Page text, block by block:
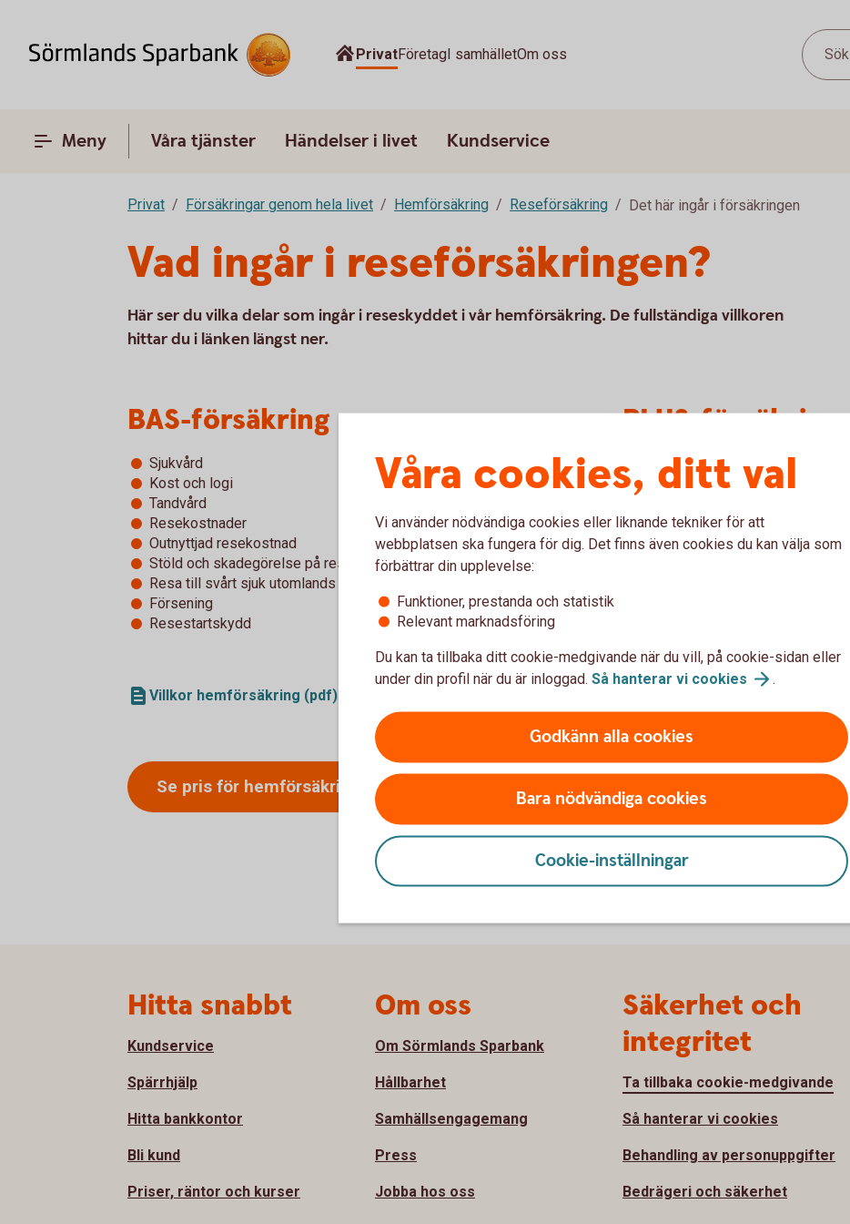
PrivatFöretagI samhälletOm oss Sök
Meny Våra tjänster Händelser i livet Kundservice
Privat Försäkringar genom hela livet Hemförsäkring Reseförsäkring Det här ingår i försäkringen
Vad ingår i reseförsäkringen?
Här ser du vilka delar som ingår i reseskyddet i vår hemförsäkring. De fullständiga villkoren
hittar du i länken längst ner.
BAS-försäkring
Sjukvård
Kost och logi
Tandvård
Resekostnader
Outnyttjad resekostnad
Stöld och skadegörelse på resgods
Resa till svårt sjuk utomlands
Försening
Resestartskydd
PLUS-försäkring
Avbeställningsskydd
Ersättningsresa
Evenemangsförsäkring
Självriskreducering hyrbil
Villkor hemförsäkring (pdf)
Se pris för hemförsäkringen
Våra cookies, ditt val
Vi använder nödvändiga cookies eller liknande tekniker för att
webbplatsen ska fungera för dig. Det finns även cookies du kan välja som
förbättrar din upplevelse:
Funktioner, prestanda och statistik
Relevant marknadsföring
Du kan ta tillbaka ditt cookie-medgivande när du vill, på cookie-sidan eller
under din profil när du är inloggad. Så hanterar vi cookies .
Godkänn alla cookies
Bara nödvändiga cookies
Cookie-inställningar
Hitta snabbt
Kundservice
Spärrhjälp
Hitta bankkontor
Bli kund
Priser, räntor och kurser
Om oss
Om Sörmlands Sparbank
Hållbarhet
Samhällsengagemang
Press
Jobba hos oss
Säkerhet och
integritet
Ta tillbaka cookie-medgivande
Så hanterar vi cookies
Behandling av personuppgifter
Bedrägeri och säkerhet